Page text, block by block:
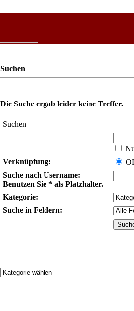
Suchen
Die Suche ergab leider keine Treffer.
Suchen
Verknüpfung:
Suche nach Username:
Benutzen Sie * als Platzhalter.
Kategorie:
Suche in Feldern: